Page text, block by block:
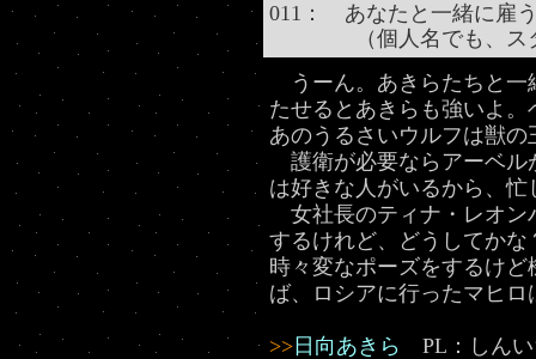
011： あなたと一緒に雇
（個人名でも、スタ
うーん。あきらたちと一
たせるとあきらも強いよ
あのうるさいウルフは獣
護衛が必要ならアーベル
は好きな人がいるから、
女社長のティナ・レオン
するけれど、どうしてか
時々変なポーズをするけ
ば、ロシアに行ったマヒ
>> 日向あきら PL：しんい